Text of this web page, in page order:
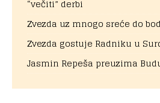
“večiti” derbi
Zvezda uz mnogo sreće do
Zvezda gostuje Radniku u
Jasmin Repeša preuzima